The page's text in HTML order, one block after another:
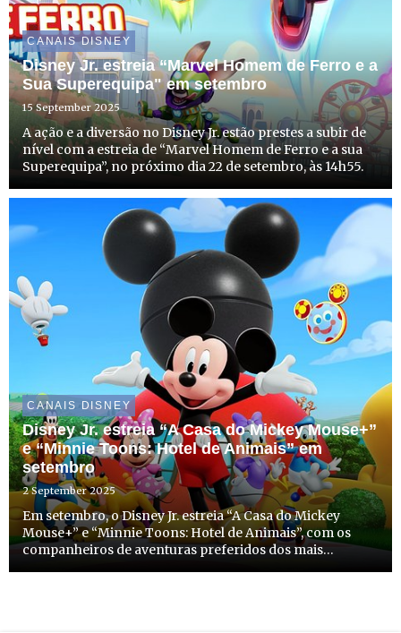
CANAIS DISNEY
Disney Jr. estreia “Marvel Homem de Ferro e a
Sua Superequipa" em setembro
15 September 2025
A ação e a diversão no Disney Jr. estão prestes a subir de
nível com a estreia de “Marvel Homem de Ferro e a sua
Superequipa”, no próximo dia 22 de setembro, às 14h55.
CANAIS DISNEY
Disney Jr. estreia “A Casa do Mickey Mouse+”
e “Minnie Toons: Hotel de Animais” em
setembro
2 September 2025
Em setembro, o Disney Jr. estreia “A Casa do Mickey
Mouse+” e “Minnie Toons: Hotel de Animais”, com os
companheiros de aventuras preferidos dos mais